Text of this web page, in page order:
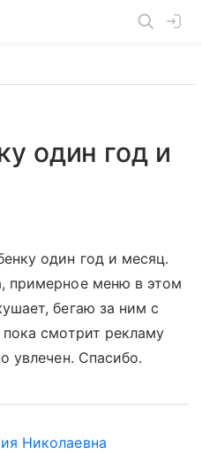
один год и
один год и месяц.
примерное меню в этом
бегаю за ним с
смотрит рекламу
увлечен. Спасибо.
Николаевна